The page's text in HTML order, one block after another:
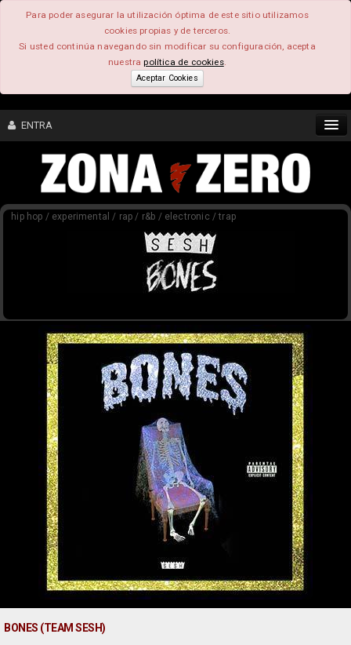
Para poder asegurar la utilización óptima de este sitio utilizamos
cookies propias y de terceros.
Si usted continúa navegando sin modificar su configuración, acepta
nuestrapolítica de cookies.
Aceptar Cookies
ENTRA
CONTENIDO
COMUNIDAD
hip hop / experimental / rap / r&b / electronic / trap
BONES (TEAM SESH)